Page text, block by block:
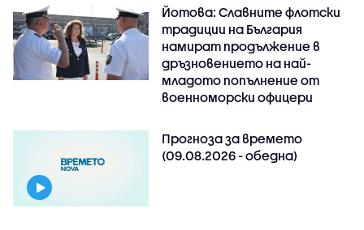
Йотова: Славните флотски
традиции на България
намират продължение в
дръзновението на най-
младото попълнение от
военноморски офицери
Прогноза за времето
(09.08.2026 - обедна)